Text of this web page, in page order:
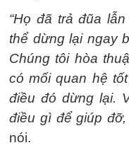
“Họ đã trả đũa
thể dừng lại ngay
Chúng tôi hòa
có mối quan hệ
điều đó dừng lại.
điều gì để giúp
nói.